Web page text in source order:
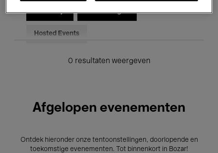
Onderwijs Rondleidingen
Hosted Events
0 resultaten weergeven
Afgelopen evenementen
Ontdek hieronder onze tentoonstellingen, doorlopende en
toekomstige evenementen. Tot binnenkort in Bozar!